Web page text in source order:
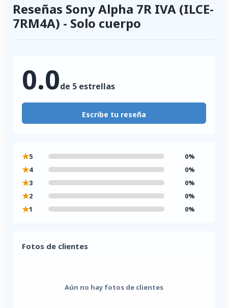
Reseñas Sony Alpha 7R IVA (ILCE-
7RM4A) - Solo cuerpo
0.0de 5 estrellas
Escribe tu reseña
★5 0%
★4 0%
★3 0%
★2 0%
★1 0%
Fotos de clientes
Aún no hay fotos de clientes